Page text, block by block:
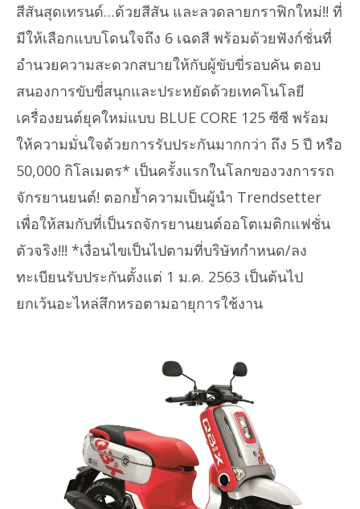
สีสันสุดเทรนด์…ด้วยสีสัน และลวดลายกราฟิกใหม่!! ที่
มีให้เลือกแบบโดนใจถึง 6 เฉดสี พร้อมด้วยฟังก์ชั่นที่
อำนวยความสะดวกสบายให้กับผู้ขับขี่รอบคัน ตอบ
สนองการขับขี่สนุกและประหยัดด้วยเทคโนโลยี
เครื่องยนต์ยุคใหม่แบบ BLUE CORE 125 ซีซี พร้อม
ให้ความมั่นใจด้วยการรับประกันมากกว่า ถึง 5 ปี หรือ
50,000 กิโลเมตร* เป็นครั้งแรกในโลกของวงการรถ
จักรยานยนต์! ตอกย้ำความเป็นผู้นำ Trendsetter
เพื่อให้สมกับที่เป็นรถจักรยานยนต์ออโตเมติกแฟชั่น
ตัวจริง!!! *เงื่อนไขเป็นไปตามที่บริษัทกำหนด/ลง
ทะเบียนรับประกันตั้งแต่ 1 ม.ค. 2563 เป็นต้นไป
ยกเว้นอะไหล่สึกหรอตามอายุการใช้งาน